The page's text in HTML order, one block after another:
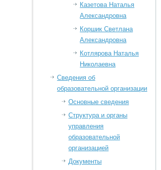
Казетова Наталья
Александровна
Коршик Светлана
Александровна
Котлярова Наталья
Николаевна
Сведения об
образовательной организации
Основные сведения
Структура и органы
управления
образовательной
организацией
Документы